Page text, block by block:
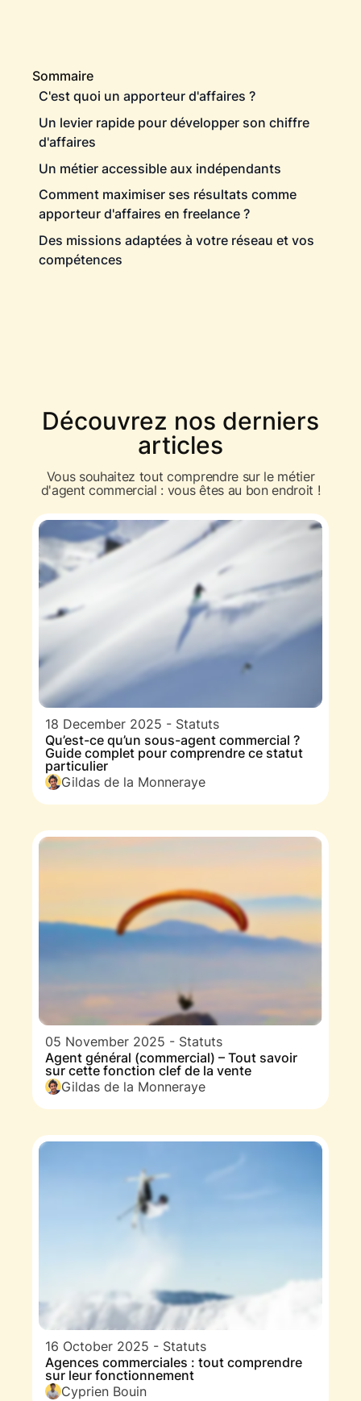
Sommaire
C'est quoi un apporteur d'affaires ?
Un levier rapide pour développer son chiffre
d'affaires
Un métier accessible aux indépendants
Comment maximiser ses résultats comme
apporteur d'affaires en freelance ?
Des missions adaptées à votre réseau et vos
compétences
Découvrez nos derniers
articles
Vous souhaitez tout comprendre sur le métier
d'agent commercial : vous êtes au bon endroit !
18 December 2025 - Statuts
Qu’est-ce qu’un sous-agent commercial ?
Guide complet pour comprendre ce statut
particulier
Gildas de la Monneraye
05 November 2025 - Statuts
Agent général (commercial) – Tout savoir
sur cette fonction clef de la vente
Gildas de la Monneraye
16 October 2025 - Statuts
Agences commerciales : tout comprendre
sur leur fonctionnement
Cyprien Bouin